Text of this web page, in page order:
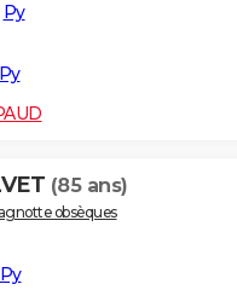
Py
Py
(85 ans)
obsèques
Py